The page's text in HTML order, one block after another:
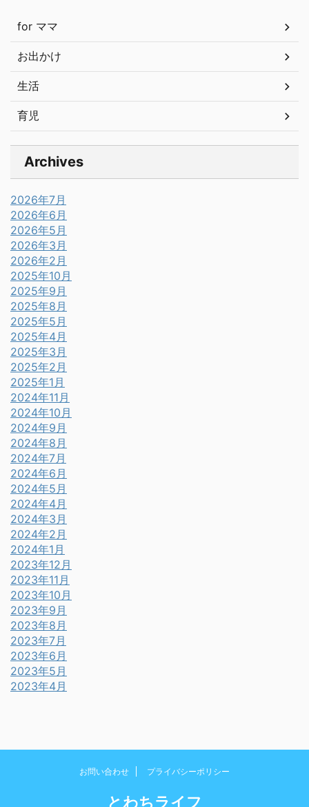
for ママ
お出かけ
生活
育児
Archives
2026年7月
2026年6月
2026年5月
2026年3月
2026年2月
2025年10月
2025年9月
2025年8月
2025年5月
2025年4月
2025年3月
2025年2月
2025年1月
2024年11月
2024年10月
2024年9月
2024年8月
2024年7月
2024年6月
2024年5月
2024年4月
2024年3月
2024年2月
2024年1月
2023年12月
2023年11月
2023年10月
2023年9月
2023年8月
2023年7月
2023年6月
2023年5月
2023年4月
お問い合わせ プライバシーポリシー
とわちライフ